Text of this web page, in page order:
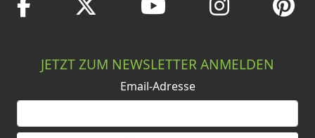
JETZT ZUM NEWSLETTER ANMELDEN
Email-Adresse